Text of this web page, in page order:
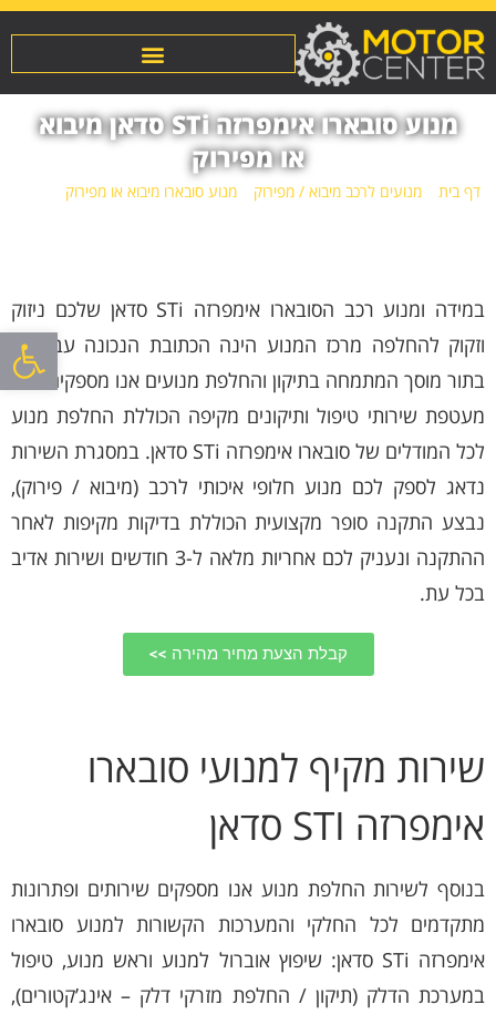
פתח
מנוע סובארו אימפרזה STi סדאן מיבוא
או מפירוק
דף בית »מנועים לרכב מיבוא / מפירוק »מנוע סובארו מיבוא או מפירוק
במידה ומנוע רכב הסובארו אימפרזה STi סדאן שלכם ניזוק
וזקוק להחלפה מרכז המנוע הינה הכתובת הנכונה עבורכם.
בתור מוסך המתמחה בתיקון והחלפת מנועים אנו מספקים לכם
מעטפת שירותי טיפול ותיקונים מקיפה הכוללת החלפת מנוע
לכל המודלים של סובארו אימפרזה STi סדאן. במסגרת השירות
נדאג לספק לכם מנוע חלופי איכותי לרכב (מיבוא / פירוק),
נבצע התקנה סופר מקצועית הכוללת בדיקות מקיפות לאחר
ההתקנה ונעניק לכם אחריות מלאה ל-3 חודשים ושירות אדיב
בכל עת.
קבלת הצעת מחיר מהירה >>
שירות מקיף למנועי סובארו
אימפרזה STI סדאן
בנוסף לשירות החלפת מנוע אנו מספקים שירותים ופתרונות
מתקדמים לכל החלקי והמערכות הקשורות למנוע סובארו
אימפרזה STi סדאן: שיפוץ אוברול למנוע וראש מנוע, טיפול
במערכת הדלק (תיקון / החלפת מזרקי דלק – אינג’קטורים),